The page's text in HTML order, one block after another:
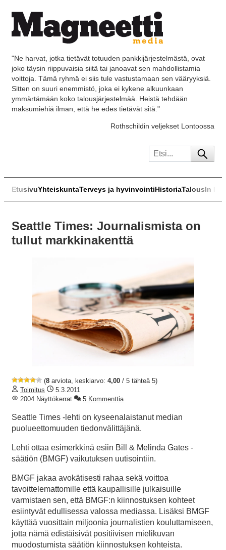
"Ne harvat, jotka tietävät totuuden pankkijärjestelmästä, ovat
joko täysin riippuvaisia siitä tai janoavat sen mahdollistamia
voittoja. Tämä ryhmä ei siis tule vastustamaan sen vääryyksiä.
Sitten on suuri enemmistö, joka ei kykene alkuunkaan
ymmärtämään koko talousjärjestelmää. Heistä tehdään
maksumiehiä ilman, että he edes tietävät sitä."
Rothschildin veljekset Lontoossa
EtusivuYhteiskuntaTerveys ja hyvinvointiHistoriaTalousIn
Seattle Times: Journalismista on
tullut markkinakenttä
(8 arviota, keskiarvo: 4,00 / 5 tähteä 5)
Toimitus
5.3.2011
2004 Näyttökerrat
5 Kommenttia
Seattle Times -lehti on kyseenalaistanut median
puolueettomuuden tiedonvälittäjänä.
Lehti ottaa esimerkkinä esiin Bill & Melinda Gates -
säätiön (BMGF) vaikutuksen uutisointiin.
BMGF jakaa avokätisesti rahaa sekä voittoa
tavoittelemattomille että kaupallisille julkaisuille
varmistaen sen, että BMGF:n kiinnostuksen kohteet
esiintyvät edullisessa valossa mediassa. Lisäksi BMGF
käyttää vuosittain miljoonia journalistien kouluttamiseen,
jotta nämä edistäisivät positiivisen mielikuvan
muodostumista säätiön kiinnostuksen kohteista.